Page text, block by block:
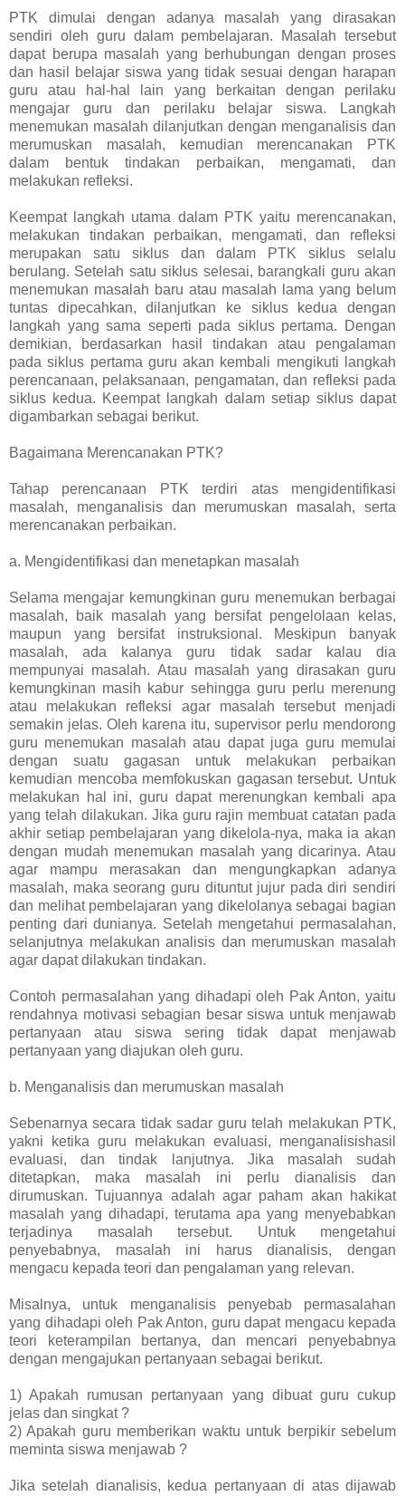
PTK dimulai dengan adanya masalah yang dirasakan
sendiri oleh guru dalam pembelajaran. Masalah tersebut
dapat berupa masalah yang berhubungan dengan proses
dan hasil belajar siswa yang tidak sesuai dengan harapan
guru atau hal-hal lain yang berkaitan dengan perilaku
mengajar guru dan perilaku belajar siswa. Langkah
menemukan masalah dilanjutkan dengan menganalisis dan
merumuskan masalah, kemudian merencanakan PTK
dalam bentuk tindakan perbaikan, mengamati, dan
melakukan refleksi.
Keempat langkah utama dalam PTK yaitu merencanakan,
melakukan tindakan perbaikan, mengamati, dan refleksi
merupakan satu siklus dan dalam PTK siklus selalu
berulang. Setelah satu siklus selesai, barangkali guru akan
menemukan masalah baru atau masalah lama yang belum
tuntas dipecahkan, dilanjutkan ke siklus kedua dengan
langkah yang sama seperti pada siklus pertama. Dengan
demikian, berdasarkan hasil tindakan atau pengalaman
pada siklus pertama guru akan kembali mengikuti langkah
perencanaan, pelaksanaan, pengamatan, dan refleksi pada
siklus kedua. Keempat langkah dalam setiap siklus dapat
digambarkan sebagai berikut.
Bagaimana Merencanakan PTK?
Tahap perencanaan PTK terdiri atas mengidentifikasi
masalah, menganalisis dan merumuskan masalah, serta
merencanakan perbaikan.
a. Mengidentifikasi dan menetapkan masalah
Selama mengajar kemungkinan guru menemukan berbagai
masalah, baik masalah yang bersifat pengelolaan kelas,
maupun yang bersifat instruksional. Meskipun banyak
masalah, ada kalanya guru tidak sadar kalau dia
mempunyai masalah. Atau masalah yang dirasakan guru
kemungkinan masih kabur sehingga guru perlu merenung
atau melakukan refleksi agar masalah tersebut menjadi
semakin jelas. Oleh karena itu, supervisor perlu mendorong
guru menemukan masalah atau dapat juga guru memulai
dengan suatu gagasan untuk melakukan perbaikan
kemudian mencoba memfokuskan gagasan tersebut. Untuk
melakukan hal ini, guru dapat merenungkan kembali apa
yang telah dilakukan. Jika guru rajin membuat catatan pada
akhir setiap pembelajaran yang dikelola-nya, maka ia akan
dengan mudah menemukan masalah yang dicarinya. Atau
agar mampu merasakan dan mengungkapkan adanya
masalah, maka seorang guru dituntut jujur pada diri sendiri
dan melihat pembelajaran yang dikelolanya sebagai bagian
penting dari dunianya. Setelah mengetahui permasalahan,
selanjutnya melakukan analisis dan merumuskan masalah
agar dapat dilakukan tindakan.
Contoh permasalahan yang dihadapi oleh Pak Anton, yaitu
rendahnya motivasi sebagian besar siswa untuk menjawab
pertanyaan atau siswa sering tidak dapat menjawab
pertanyaan yang diajukan oleh guru.
b. Menganalisis dan merumuskan masalah
Sebenarnya secara tidak sadar guru telah melakukan PTK,
yakni ketika guru melakukan evaluasi, menganalisishasil
evaluasi, dan tindak lanjutnya. Jika masalah sudah
ditetapkan, maka masalah ini perlu dianalisis dan
dirumuskan. Tujuannya adalah agar paham akan hakikat
masalah yang dihadapi, terutama apa yang menyebabkan
terjadinya masalah tersebut. Untuk mengetahui
penyebabnya, masalah ini harus dianalisis, dengan
mengacu kepada teori dan pengalaman yang relevan.
Misalnya, untuk menganalisis penyebab permasalahan
yang dihadapi oleh Pak Anton, guru dapat mengacu kepada
teori keterampilan bertanya, dan mencari penyebabnya
dengan mengajukan pertanyaan sebagai berikut.
1) Apakah rumusan pertanyaan yang dibuat guru cukup
jelas dan singkat ?
2) Apakah guru memberikan waktu untuk berpikir sebelum
meminta siswa menjawab ?
Jika setelah dianalisis, kedua pertanyaan di atas dijawab